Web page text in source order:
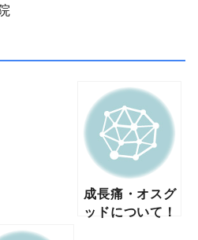
成長痛・オスグ
ッドについて！